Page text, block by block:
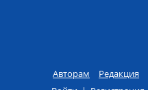
Авторам Редакция